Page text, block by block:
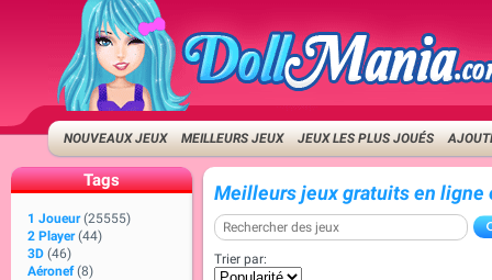
NOUVEAUX JEUX MEILLEURS JEUX JEUX LES PLUS JOUÉS
Tags
1 Joueur (25555)
2 Player (44)
3D (46)
Aéronef (8)
Meilleurs jeux gratuits en ligne
Trier par: